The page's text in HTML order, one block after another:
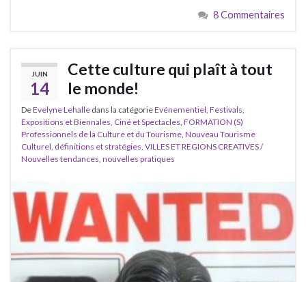
8 Commentaires
JUIN
14
Cette culture qui plaît à tout
le monde!
DeEvelyne Lehalle dans la catégorieEvénementiel, Festivals,
Expositions et Biennales, Ciné et Spectacles FORMATION (S)
Professionnels de la Culture et du Tourisme Nouveau Tourisme
Culturel, définitions et stratégies VILLES ET REGIONS CREATIVES /
Nouvelles tendances, nouvelles pratiques